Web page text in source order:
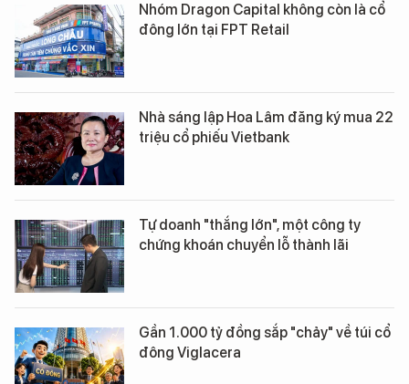
Nhóm Dragon Capital không còn là cổ
đông lớn tại FPT Retail
Nhà sáng lập Hoa Lâm đăng ký mua 22
triệu cổ phiếu Vietbank
Tự doanh "thắng lớn", một công ty
chứng khoán chuyển lỗ thành lãi
Gần 1.000 tỷ đồng sắp "chảy" về túi cổ
đông Viglacera